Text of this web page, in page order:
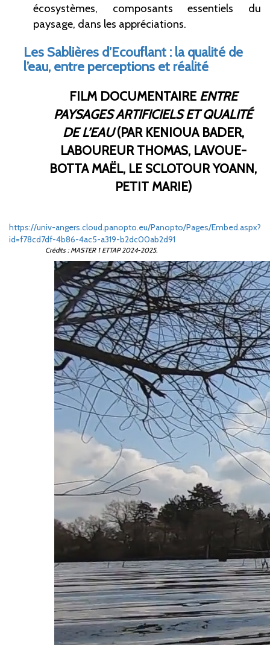
écosystèmes, composants essentiels du
paysage, dans les appréciations.
Les Sablières d’Ecouflant : la qualité de
l’eau, entre perceptions et réalité
FILM DOCUMENTAIRE ENTRE
PAYSAGES ARTIFICIELS ET QUALITÉ
DE L’EAU(PAR KENIOUA BADER,
LABOUREUR THOMAS, LAVOUE-
BOTTA MAËL, LE SCLOTOUR YOANN,
PETIT MARIE)
https://univ-angers.cloud.panopto.eu/Panopto/Pages/Embed.aspx?
id=f78cd7df-4b86-4ac5-a319-b2dc00ab2d91
Crédits : MASTER 1 ETTAP 2024-2025.